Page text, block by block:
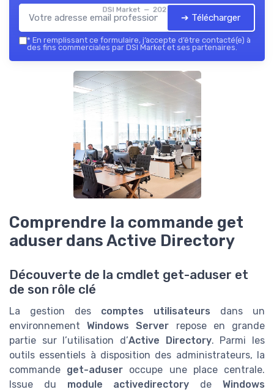
DSI Market — 2026
➔ Télécharger
* En remplissant ce formulaire, j’accepte d’être contacté(e) à
des fins commerciales par DSI Market et ses partenaires.
Comprendre la commande get
aduser dans Active Directory
Découverte de la cmdlet get-aduser et
de son rôle clé
La gestion des comptes utilisateurs dans un
environnementWindows Server repose en grande
partie sur l’utilisation d’Active Directory. Parmi les
outils essentiels à disposition des administrateurs, la
commande get-aduser occupe une place centrale.
Issue du module activedirectory deWindows